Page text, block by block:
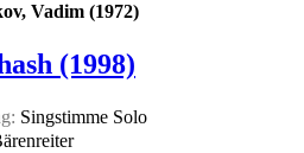
Vadim (1972)
(1998)
Singstimme Solo